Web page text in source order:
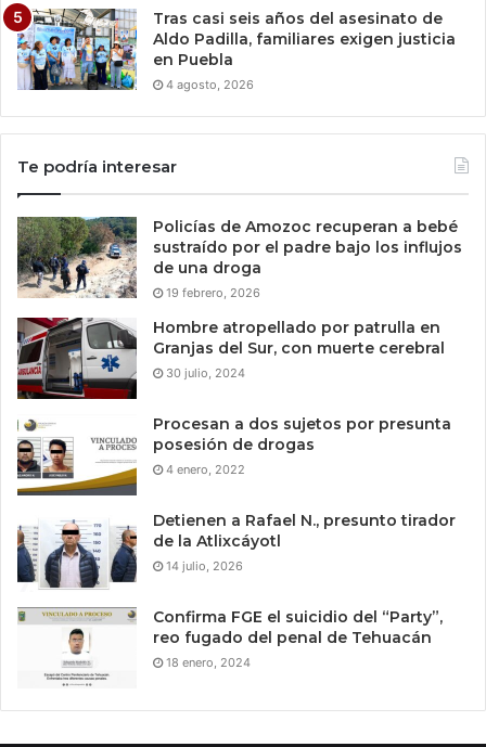
Tras casi seis años del asesinato de
Aldo Padilla, familiares exigen justicia
en Puebla
4 agosto, 2026
Te podría interesar
Policías de Amozoc recuperan a bebé
sustraído por el padre bajo los influjos
de una droga
19 febrero, 2026
Hombre atropellado por patrulla en
Granjas del Sur, con muerte cerebral
30 julio, 2024
Procesan a dos sujetos por presunta
posesión de drogas
4 enero, 2022
Detienen a Rafael N., presunto tirador
de la Atlixcáyotl
14 julio, 2026
Confirma FGE el suicidio del “Party”,
reo fugado del penal de Tehuacán
18 enero, 2024